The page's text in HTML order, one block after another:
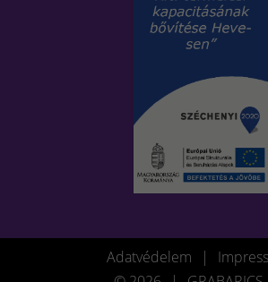
Adatvédelem |